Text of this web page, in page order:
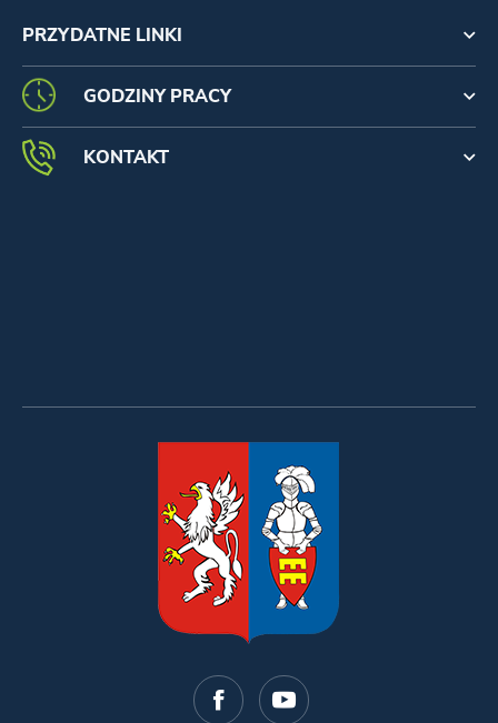
PRZYDATNE LINKI
GODZINY PRACY
KONTAKT